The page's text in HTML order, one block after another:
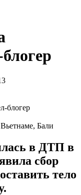
Бали
в ДТП в
сбор
тело